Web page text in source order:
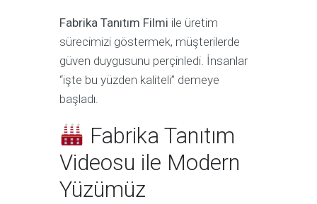
Fabrika Tanıtım Filmi ile üretim
sürecimizi göstermek, müşterilerde
güven duygusunu perçinledi. İnsanlar
“işte bu yüzden kaliteli” demeye
başladı.
Fabrika Tanıtım
Videosu ile Modern
Yüzümüz